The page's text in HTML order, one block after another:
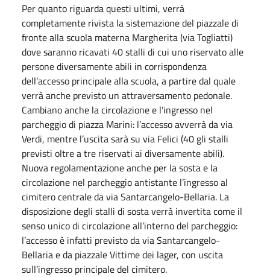
Per quanto riguarda questi ultimi, verrà
completamente rivista la sistemazione del piazzale di
fronte alla scuola materna Margherita (via Togliatti)
dove saranno ricavati 40 stalli di cui uno riservato alle
persone diversamente abili in corrispondenza
dell’accesso principale alla scuola, a partire dal quale
verrà anche previsto un attraversamento pedonale.
Cambiano anche la circolazione e l’ingresso nel
parcheggio di piazza Marini: l’accesso avverrà da via
Verdi, mentre l’uscita sarà su via Felici (40 gli stalli
previsti oltre a tre riservati ai diversamente abili).
Nuova regolamentazione anche per la sosta e la
circolazione nel parcheggio antistante l’ingresso al
cimitero centrale da via Santarcangelo-Bellaria. La
disposizione degli stalli di sosta verrà invertita come il
senso unico di circolazione all’interno del parcheggio:
l’accesso è infatti previsto da via Santarcangelo-
Bellaria e da piazzale Vittime dei lager, con uscita
sull’ingresso principale del cimitero.